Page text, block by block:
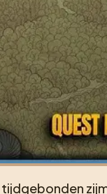
tijdgebonden